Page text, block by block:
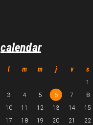
calendar
l m m j v s
1
3
4 5 6 7 8
10
11 12 13 14 15
17
18 19 20 21 22